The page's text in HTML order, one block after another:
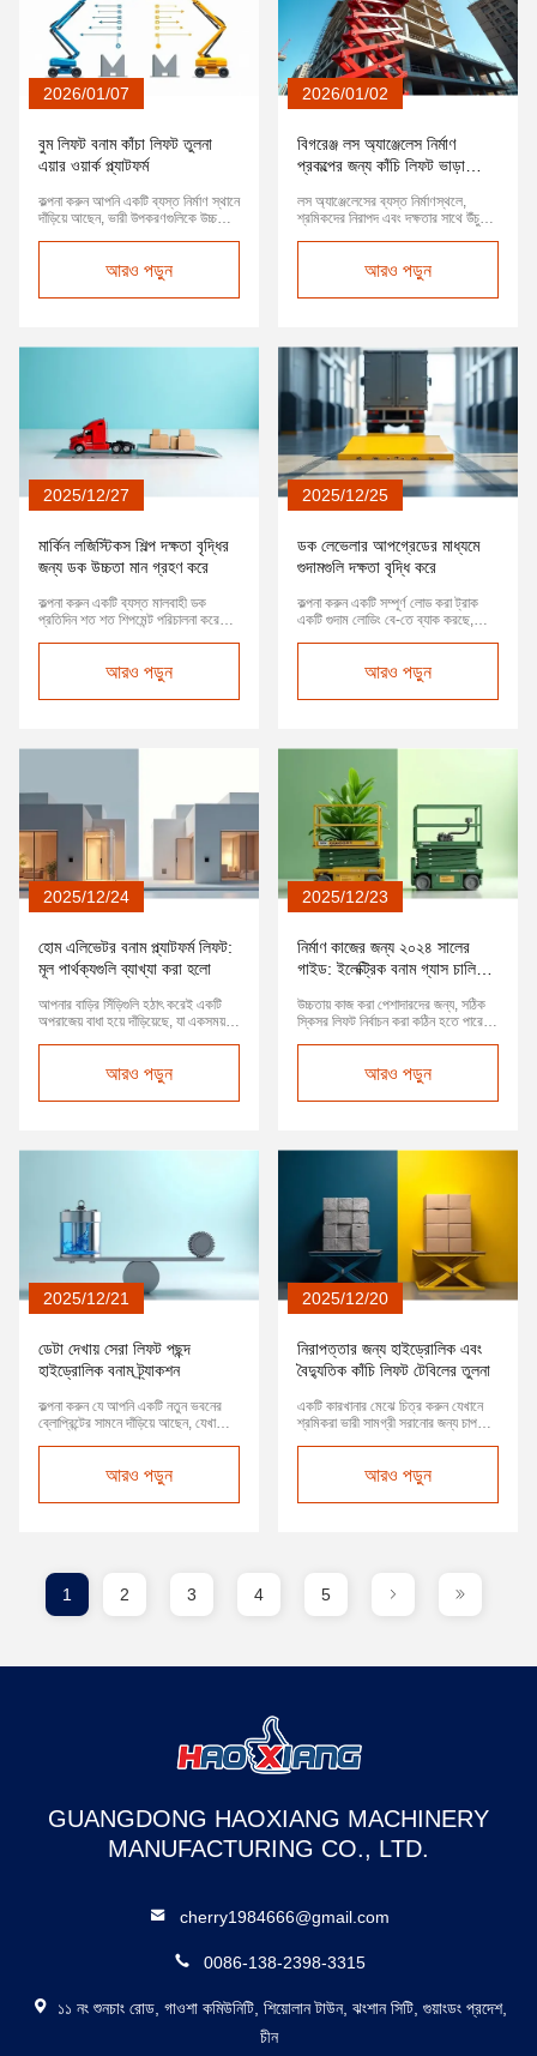
2026/01/07
বুম লিফট বনাম কাঁচা লিফট তুলনা
এয়ার ওয়ার্ক প্ল্যাটফর্ম
কল্পনা করুন আপনি একটি ব্যস্ত নির্মাণ স্থানে
দাঁড়িয়ে আছেন, ভারী উপকরণগুলিকে উচ্চ
রক্ষণাবেক্ষণের জন্য দায়ী,উড়ন্ত সরঞ্জামগুলির
নিয়মিত পরিদর্শন এবং মেরামত প্রয়োজনএই
ধরনের পরিস্থিতিতে, যথাযথ বায়ু কর্ম
আরও পড়ুন
2026/01/02
বিগরেঞ্জ লস অ্যাঞ্জেলেস নির্মাণ
প্রকল্পের জন্য কাঁচি লিফট ভাড়া
লস অ্যাঞ্জেলেসের ব্যস্ত নির্মাণস্থলে,
শ্রমিকদের নিরাপদ এবং দক্ষতার সাথে উঁচু
হয়েছেবিগরেন্টজ, একটি বিশেষায়িত সরঞ্জাম
ভাড়া প্রদানকারী, এখন লস অ্যাঞ্জেলেস এবং
আশেপাশের এলাকাগুলোতে ব্যাপক কাঁচা
আরও পড়ুন
2025/12/27
মার্কিন লজিস্টিকস শিল্প দক্ষতা বৃদ্ধির
জন্য ডক উচ্চতা মান গ্রহণ করে
কল্পনা করুন একটি ব্যস্ত মালবাহী ডক
প্রতিদিন শত শত শিপমেন্ট পরিচালনা করে।
অপারেশন জুড়ে ছড়িয়ে পড়েঃ কঠিন
লোডিং,শ্রম ব্যয় বৃদ্ধি, সম্ভাব্য নিরাপত্তা
ঝুঁকি, এবং উল্লেখযোগ্য দক্ষতা ক্ষতি.এই
আরও পড়ুন
2025/12/25
ডক লেভেলার আপগ্রেডের মাধ্যমে
গুদামগুলি দক্ষতা বৃদ্ধি করে
কল্পনা করুন একটি সম্পূর্ণ লোড করা ট্রাক
একটি গুদাম লোডিং বে-তে ব্যাক করছে,
প্রকাশ করার জন্য। এই সাধারণ লজিস্টিক
চ্যালেঞ্জটি ফর্কলিফ্ট অপারেশনকে অদক্ষ এবং
বিপজ্জনক করে তোলে। সমাধানটি সরঞ্জামের
আরও পড়ুন
2025/12/24
হোম এলিভেটর বনাম প্ল্যাটফর্ম লিফট:
মূল পার্থক্যগুলি ব্যাখ্যা করা হলো
আপনার বাড়ির সিঁড়িগুলি হঠাৎ করেই একটি
অপরাজেয় বাধা হয়ে দাঁড়িয়েছে, যা একসময়
সমস্যায় ভুগছেন এমন পরিবারের সদস্যদের
জন্যতবে এই দুটি বিকল্পের মুখোমুখি হওয়ার
পরে, এই দুটি বিকল্পের মধ্যে একটি হ'ল হোম
আরও পড়ুন
2025/12/23
নির্মাণ কাজের জন্য ২০২৪ সালের
গাইড: ইলেক্ট্রিক বনাম গ্যাস চালিত
উচ্চতায় কাজ করা পেশাদারদের জন্য, সঠিক
স্কিসর লিফট নির্বাচন করা কঠিন হতে পারে।
যেখানে জ্বালানি-চালিত সংস্করণগুলি
শক্তিশালী শক্তি এবং বর্ধিত রানটাইম
সরবরাহ করে। এই নির্দেশিকাটি আপনার
আরও পড়ুন
2025/12/21
ডেটা দেখায় সেরা লিফট পছন্দ
হাইড্রোলিক বনাম ট্র্যাকশন
কল্পনা করুন যে আপনি একটি নতুন ভবনের
ব্লোপ্রিন্টের সামনে দাঁড়িয়ে আছেন, যেখানে
এবং খরচ নিয়ন্ত্রণের উপর নির্ভর করবে।
হাইড্রোলিক লিফটগুলির নির্ভরযোগ্যতা এবং
ট্র্যাকশন লিফটগুলির শক্তি দক্ষতার মধ্যে
আরও পড়ুন
2025/12/20
নিরাপত্তার জন্য হাইড্রোলিক এবং
বৈদ্যুতিক কাঁচি লিফট টেবিলের তুলনা
একটি কারখানার মেঝে চিত্র করুন যেখানে
শ্রমিকরা ভারী সামগ্রী সরানোর জন্য চাপ
ইউএস অকুপেশনাল সেফটি অ্যান্ড হেলথ
অ্যাডমিনিস্ট্রেশন (ওএসএইচএ) অনুসারে,
প্রায় দুই মিলিয়ন কর্মী বার্ষিক কাজের সাথে
আরও পড়ুন
1 2 3 4 5
GUANGDONG HAOXIANG MACHINERY
MANUFACTURING CO., LTD.
cherry1984666@gmail.com
0086-138-2398-3315
১১ নং শুনচাং রোড, গাওশা কমিউনিটি, শিয়োলান টাউন, ঝংশান সিটি, গুয়াংডং প্রদেশ,
চীন